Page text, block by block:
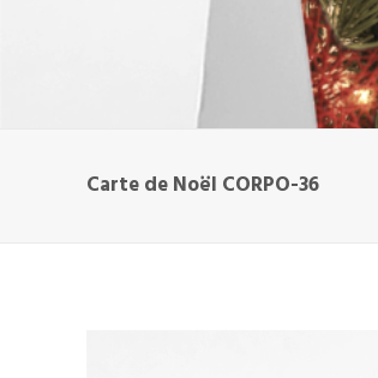
Carte de Noël CORPO-36